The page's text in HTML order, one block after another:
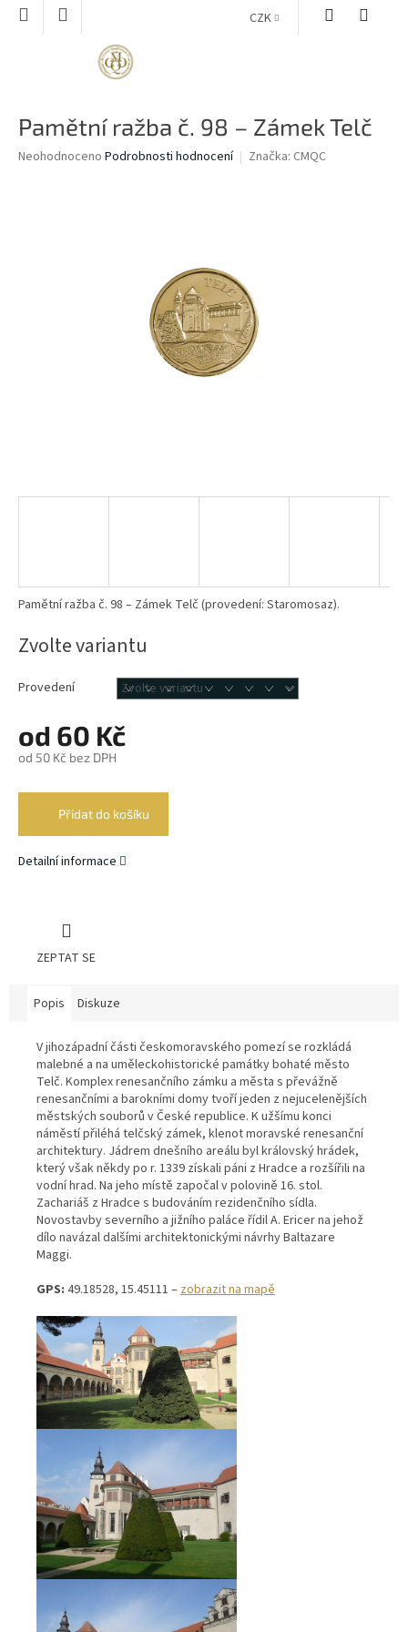
Přejít
CZK
Pamětní ražba č. 98 – Zámek Telč
Průměrné
Neohodnoceno Podrobnosti hodnocení Značka: CMQC
od 60 Kč
od 50 Kč bez DPH
Zvolte variantu
Provedení
Přidat do košíku
Pamětní ražba č. 98 – Zámek Telč (provedení: Staromosaz).
Detailní informace
ZEPTAT SE
Popis Diskuze
V jihozápadní části českomoravského pomezí se rozkládá
malebné a na uměleckohistorické památky bohaté město
Telč. Komplex renesančního zámku a města s převážně
renesančními a barokními domy tvoří jeden z nejucelenějších
městských souborů v České republice. K užšímu konci
náměstí přiléhá telčský zámek, klenot moravské renesanční
architektury. Jádrem dnešního areálu byl královský hrádek,
který však někdy po r. 1339 získali páni z Hradce a rozšířili na
vodní hrad. Na jeho místě započal v polovině 16. stol.
Zachariáš z Hradce s budováním rezidenčního sídla.
Novostavby severního a jižního paláce řídil A. Ericer na jehož
dílo navázal dalšími architektonickými návrhy Baltazare
Maggi.
GPS: 49.18528, 15.45111 –zobrazit na mapě